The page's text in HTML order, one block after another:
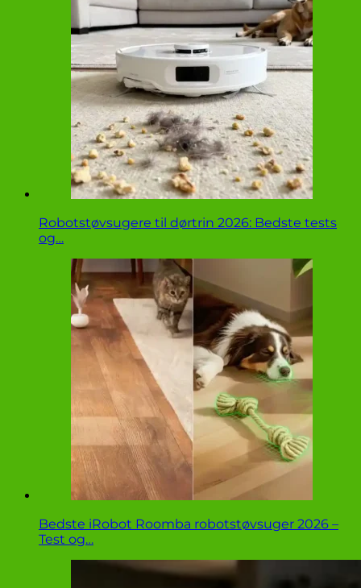
Robotstøvsugere til dørtrin 2026: Bedste tests
og…
Bedste iRobot Roomba robotstøvsuger 2026 –
Test og…